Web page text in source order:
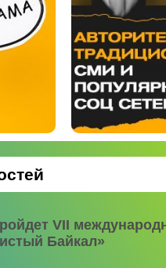
VII
Байкал»